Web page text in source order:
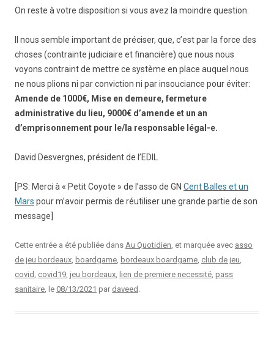
On reste à votre disposition si vous avez la moindre question.
Il nous semble important de préciser, que, c’est par la force des
choses (contrainte judiciaire et financière) que nous nous
voyons contraint de mettre ce système en place auquel nous
ne nous plions ni par conviction ni par insouciance pour éviter:
Amende de 1000€, Mise en demeure, fermeture
administrative du lieu, 9000€ d’amende et un an
d’emprisonnement pour le/la responsable légal-e.
David Desvergnes, président de l’EDIL
[PS: Merci à « Petit Coyote » de l’asso de GN Cent Balles et un
Mars pour m’avoir permis de réutiliser une grande partie de son
message]
Cette entrée a été publiée dans Au Quotidien, et marquée avec asso
de jeu bordeaux, boardgame, bordeaux boardgame, club de jeu,
covid, covid19, jeu bordeaux, lien de premiere necessité, pass
sanitaire, le 08/13/2021 par daveed .